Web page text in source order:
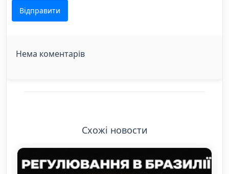
Відправити
Нема коментарів
Схожі новости